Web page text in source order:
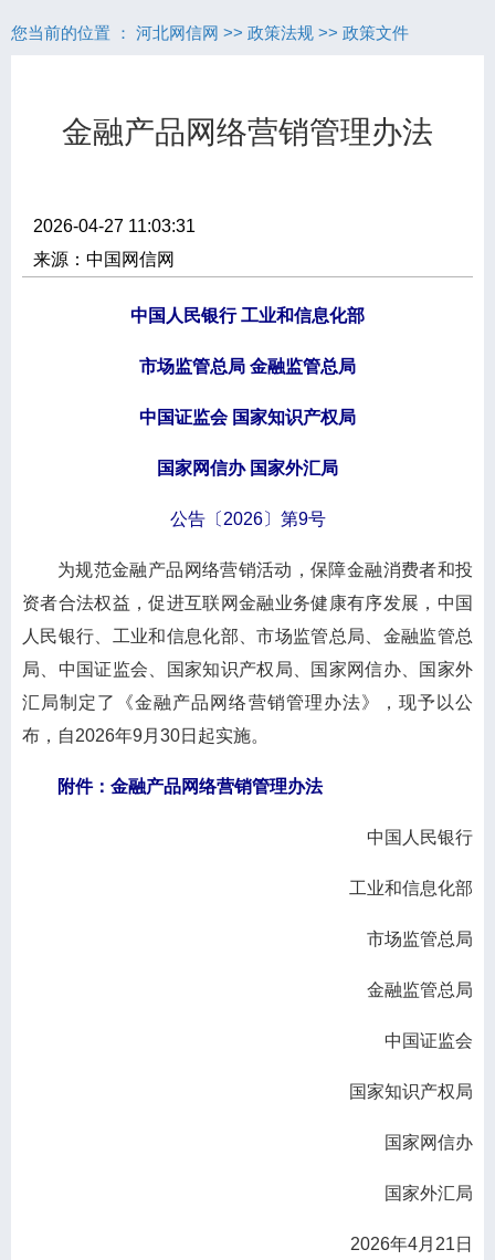
您当前的位置 ： 河北网信网 >> 政策法规 >> 政策文件
金融产品网络营销管理办法
2026-04-27 11:03:31
来源：中国网信网
中国人民银行 工业和信息化部
市场监管总局 金融监管总局
中国证监会 国家知识产权局
国家网信办 国家外汇局
公告〔2026〕第9号
为规范金融产品网络营销活动，保障金融消费者和投
资者合法权益，促进互联网金融业务健康有序发展，中国
人民银行、工业和信息化部、市场监管总局、金融监管总
局、中国证监会、国家知识产权局、国家网信办、国家外
汇局制定了《金融产品网络营销管理办法》，现予以公
布，自2026年9月30日起实施。
附件：金融产品网络营销管理办法
中国人民银行
工业和信息化部
市场监管总局
金融监管总局
中国证监会
国家知识产权局
国家网信办
国家外汇局
2026年4月21日